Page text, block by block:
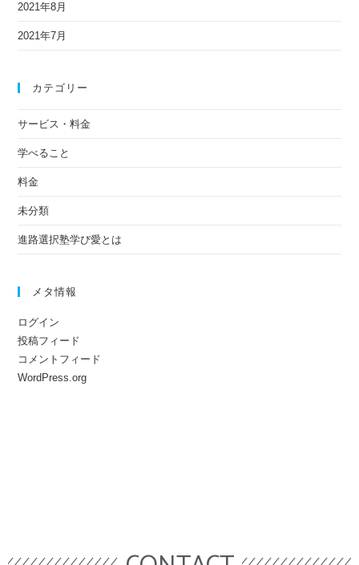
2021年8月
2021年7月
カテゴリー
サービス・料金
学べること
料金
未分類
進路選択塾学び愛とは
メタ情報
ログイン
投稿フィード
コメントフィード
WordPress.org